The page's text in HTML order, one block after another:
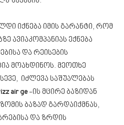
იქნება იმის გარანტი, რომ
ავიაკომპანიას ექნება
და რეისების
მოახდინოს. მეოთხე
იძლევა საშუალებას
air ge-ის მცირე ბაზიდან
ბაზად გარდაიქმნას,
და ზრდის